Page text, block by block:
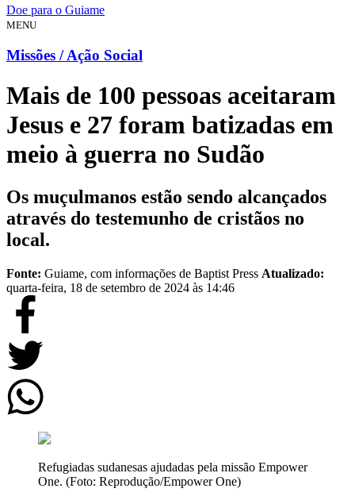
Doe para o Guiame
MENU
Missões / Ação Social
Mais de 100 pessoas aceitaram
Jesus e 27 foram batizadas em
meio à guerra no Sudão
Os muçulmanos estão sendo alcançados
através do testemunho de cristãos no
local.
Fonte: Guiame, com informações de Baptist Press Atualizado:
quarta-feira, 18 de setembro de 2024 às 14:46
Refugiadas sudanesas ajudadas pela missão Empower
One. (Foto: Reprodução/Empower One)